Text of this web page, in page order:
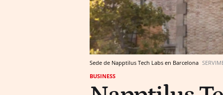
Sede de Napptilus Tech Labs en Barcelona
BUSINESS